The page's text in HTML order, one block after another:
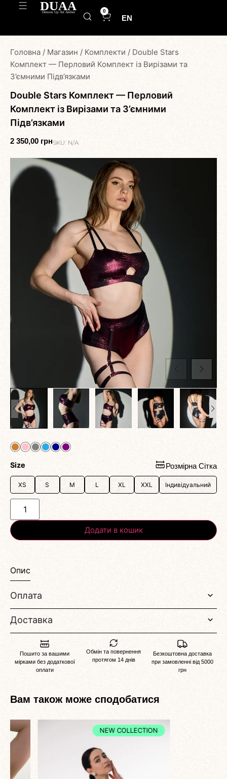
0
EN
Головна / Магазин / Комплекти / Double Stars
Комплект — Перловий Комплект із Вирізами та
З’ємними Підв’язками
Double Stars Комплект — Перловий
Комплект із Вирізами та З’ємними
Підв’язками
2 350,00 грнSKU: N/A
Size Розмірна Сітка
XS S M L XL XXL Індивідуальний
Додати в кошик
Опис
Оплата
Доставка
Пошито за вашими
мірками без додаткової
оплати
Обмін та повернення
протягом 14 днів
Безкоштовна доставка
при замовленні від 5000
грн
Вам також може сподобатися
NEW COLLECTION